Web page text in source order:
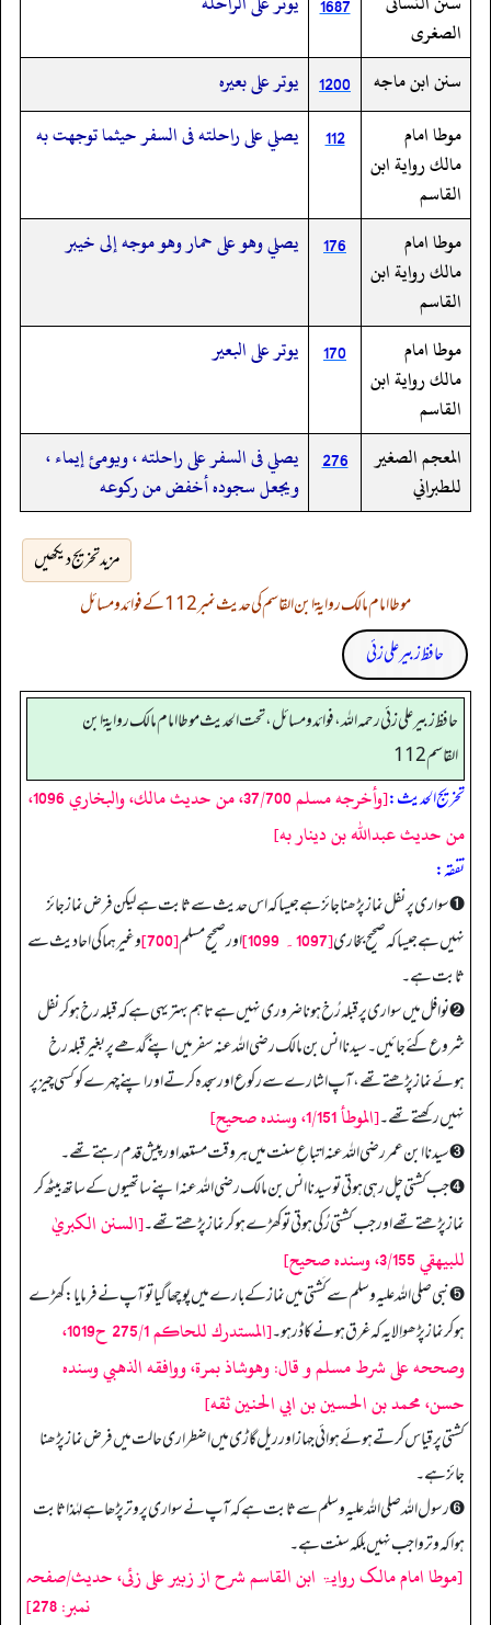
الصغرى
سنن ابن ماجه 1200 يوتر على بعيره
موطا امام
مالك رواية ابن
القاسم
112 يصلي على راحلته فى السفر حيثما توجهت به
موطا امام
مالك رواية ابن
القاسم
176 يصلي وهو على حمار وهو موجه إلى خيبر
موطا امام
مالك رواية ابن
القاسم
170 يوتر على البعير
المعجم الصغير
للطبراني
276
يصلي فى السفر على راحلته ، ويومئ إيماء ،
ويجعل سجوده أخفض من ركوعه
مزید تخریج دیکھیں
موطا امام مالک روایۃ ابن القاسم کی حدیث نمبر 112 کے فوائد و مسائل
حافظ زبیر علی زئی
حافظ زبير على زئي رحمه الله، فوائد و مسائل، تحت الحديث موطا امام مالك رواية ابن
القاسم 112
تخریج الحدیث:
[وأخرجه مسلم 37/700، من حديث مالك، والبخاري 1096،
من حديث عبدالله بن دينار به]
تفقه:
➊ سواری پر نفل نماز پڑھنا جائز ہے جیسا کہ اس حدیث سے ثابت ہے لیکن فرض نماز جائز
نہیں ہے جیسا کہ صحیح بخاری[1097۔ 1099] اور صحیح مسلم[700]
وغیرہما کی احادیث سے
ثابت ہے۔
➋ نوافل میں سواری پر قبلہ رُخ ہونا ضروری نہیں ہے تاہم بہتر یہی ہے کہ قبلہ رخ ہو کر نفل
شروع کئے جائیں۔ سیدنا انس بن مالک رضی اللہ عنہ سفر میں اپنے گدھے پر بغیر قبلہ رخ
ہوئے نماز پڑھتے تھے، آپ اشارے سے رکوع اور سجدہ کرتے اور اپنے چہرے کو کسی چیز پر
نہیں رکھتے تھے۔[الموطأ 1/151، وسنده صحيح]
➌ سیدنا ابن عمر رضی اللہ عنہ اتباعِ سنت میں ہر وقت مستعد اور پیش قدم رہتے تھے۔
➍ جب کشتی چل رہی ہوتی تو سیدنا انس بن مالک رضی اللہ عنہ اپنے ساتھیوں کے ساتھ بیٹھ کر
نماز پڑھتے تھے اور جب کشتی رُکی ہوتی تو کھڑے ہو کر نماز پڑھتے تھے۔[السنن الكبريٰ
للبيهقي 3/155، وسنده صحيح]
➎ نبی صلی اللہ علیہ وسلم سے کَشتی میں نماز کے بارے میں پوچھا گیا تو آپ نے فرمایا: کھڑے
ہو کر نماز پڑھو اِلا یہ کہ غرق ہونے کا ڈر ہو۔
[المستدرك للحاكم 275/1 ح1019،
وصححه على شرط مسلم و قال: وهوشاذ بمرة، ووافقه الذهبي وسنده
حسن، محمد بن الحسين بن ابي الحنين ثقه]
کشتی پر قیاس کرتے ہوئے ہوائی جہاز اور ریل گاڑی میں اضطراری حالت میں فرض نماز پڑھنا
جائز ہے۔
➏ رسول اللہ صلی اللہ علیہ وسلم سے ثابت ہے کہ آپ نے سواری پر وتر پڑھا ہے لہٰذا ثابت
ہوا کہ وتر واجب نہیں بلکہ سنت ہے۔
[موطا امام مالک روایۃ ابن القاسم شرح از زبیر علی زئی، حدیث/صفحہ
نمبر: 278]